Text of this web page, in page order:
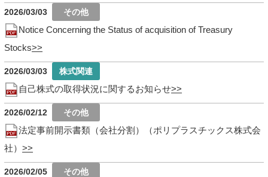
2026/03/03
Notice Concerning the Status of acquisition of Treasury
Stocks
2026/03/03
自己株式の取得状況に関するお知らせ
2026/02/12
法定事前開示書類（会社分割）（ポリプラスチックス株式会
社）
2026/02/05